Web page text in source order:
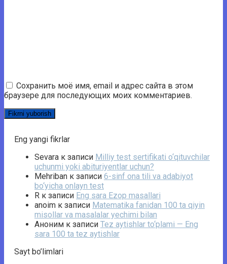
Сохранить моё имя, email и адрес сайта в этом
браузере для последующих моих комментариев.
Eng yangi fikrlar
Sevara к записи Milliy test sertifikati o‘qituvchilar
uchunmi yoki abituriyentlar uchun?
Mehriban к записи 6-sinf ona tili va adabiyot
bo‘yicha onlayn test
R к записи Eng sara Ezop masallari
anoim к записи Matematika fanidan 100 ta qiyin
misollar va masalalar yechimi bilan
Аноним к записи Tez aytishlar to‘plami — Eng
sara 100 ta tez aytishlar
Sayt bo’limlari